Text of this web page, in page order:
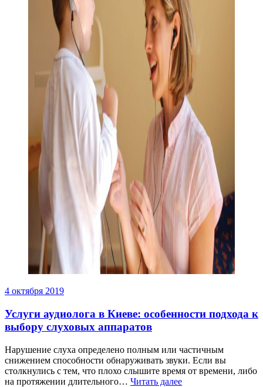
4 октября 2019
Услуги аудиолога в Киеве: особенности подхода к
выбору слуховых аппаратов
Нарушение слуха определено полным или частичным
снижением способности обнаруживать звуки. Если вы
столкнулись с тем, что плохо слышите время от времени, либо
на протяжении длительного… Читать далее